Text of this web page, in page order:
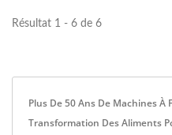
Résultat 1 - 6 de 6
Plus De 50 Ans De Machines
Transformation Des Aliments